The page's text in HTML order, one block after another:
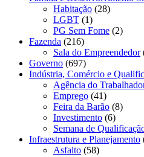
Habitação (28)
LGBT (1)
PG Sem Fome (2)
Fazenda (216)
Sala do Empreendedor
Governo (697)
Indústria, Comércio e
Agência do
Emprego (41)
Feira da Barão (8)
Investimento (6)
Semana de
Infraestrutura e Planejamento
Asfalto (58)